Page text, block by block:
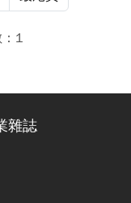
1
雜誌